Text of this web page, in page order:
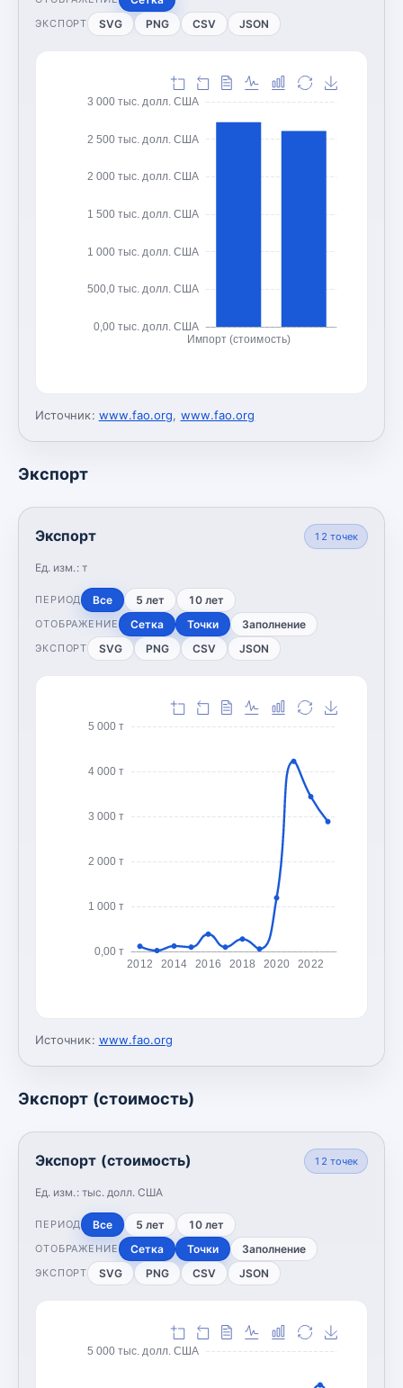
ЭКСПОРТ SVG PNG CSV JSON
0,00 тыс. долл. США
500,0 тыс. долл. США
1 000 тыс. долл. США
1 500 тыс. долл. США
2 000 тыс. долл. США
2 500 тыс. долл. США
3 000 тыс. долл. США
Импорт (стоимость)
Источник: www.fao.org, www.fao.org
Экспорт
Экспорт
Ед. изм.: т
12 точек
ПЕРИОД Все 5 лет 10 лет
ОТОБРАЖЕНИЕ Сетка Точки Заполнение
ЭКСПОРТ SVG PNG CSV JSON
0,00 т
1 000 т
2 000 т
3 000 т
4 000 т
5 000 т
2012 2014 2016 2018 2020 2022
Источник: www.fao.org
Экспорт (стоимость)
Экспорт (стоимость)
Ед. изм.: тыс. долл. США
12 точек
ПЕРИОД Все 5 лет 10 лет
ОТОБРАЖЕНИЕ Сетка Точки Заполнение
ЭКСПОРТ SVG PNG CSV JSON
5 000 тыс. долл. США